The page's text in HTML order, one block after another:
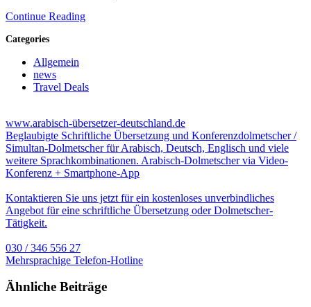
Continue Reading
Categories
Allgemein
news
Travel Deals
www.arabisch-übersetzer-deutschland.de
Beglaubigte Schriftliche Übersetzung und Konferenzdolmetscher /
Simultan-Dolmetscher für Arabisch, Deutsch, Englisch und viele
weitere Sprachkombinationen. Arabisch-Dolmetscher via Video-
Konferenz + Smartphone-App
Kontaktieren Sie uns jetzt für ein kostenloses unverbindliches
Angebot für eine schriftliche Übersetzung oder Dolmetscher-
Tätigkeit.
030 / 346 556 27
Mehrsprachige Telefon-Hotline
Ähnliche Beiträge